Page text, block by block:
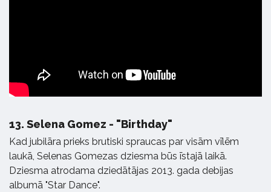
13. Selena Gomez - "Birthday"
Kad jubilāra prieks brutiski spraucas par visām vīlēm
laukā, Selenas Gomezas dziesma būs īstajā laikā.
Dziesma atrodama dziedātājas 2013. gada debijas
albumā "Star Dance".